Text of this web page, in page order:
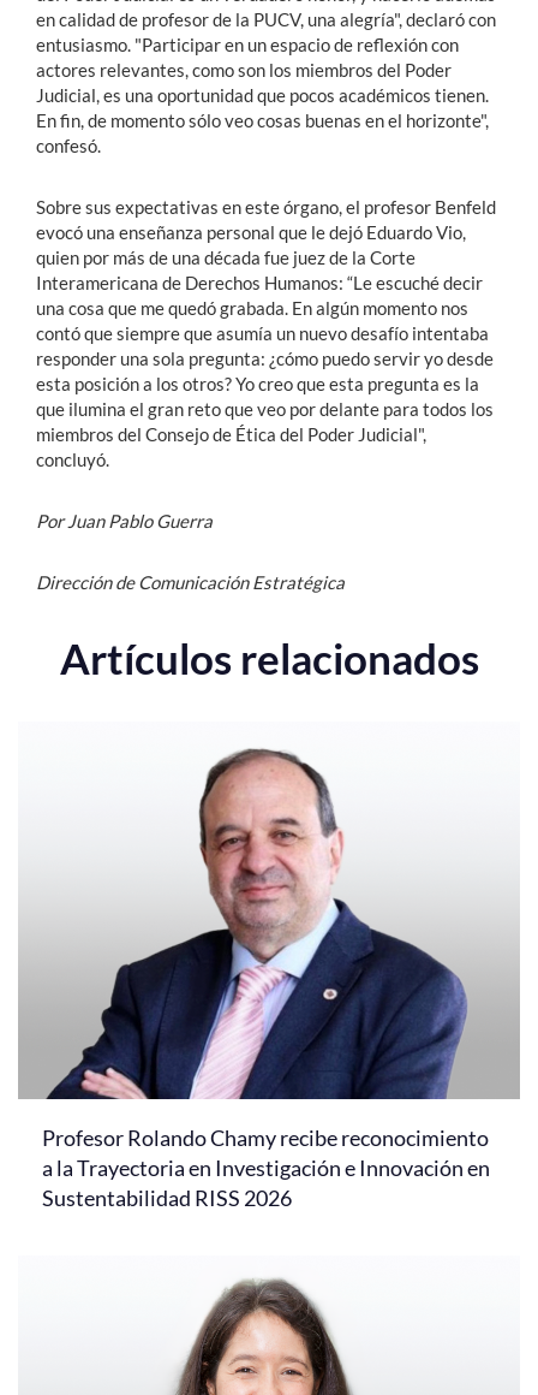
en calidad de profesor de la PUCV, una alegría", declaró con
entusiasmo. "Participar en un espacio de reflexión con
actores relevantes, como son los miembros del Poder
Judicial, es una oportunidad que pocos académicos tienen.
En fin, de momento sólo veo cosas buenas en el horizonte",
confesó.
Sobre sus expectativas en este órgano, el profesor Benfeld
evocó una enseñanza personal que le dejó Eduardo Vio,
quien por más de una década fue juez de la Corte
Interamericana de Derechos Humanos: “Le escuché decir
una cosa que me quedó grabada. En algún momento nos
contó que siempre que asumía un nuevo desafío intentaba
responder una sola pregunta: ¿cómo puedo servir yo desde
esta posición a los otros? Yo creo que esta pregunta es la
que ilumina el gran reto que veo por delante para todos los
miembros del Consejo de Ética del Poder Judicial",
concluyó.
Por Juan Pablo Guerra
Dirección de Comunicación Estratégica
Artículos relacionados
Profesor Rolando Chamy recibe reconocimiento
a la Trayectoria en Investigación e Innovación en
Sustentabilidad RISS 2026